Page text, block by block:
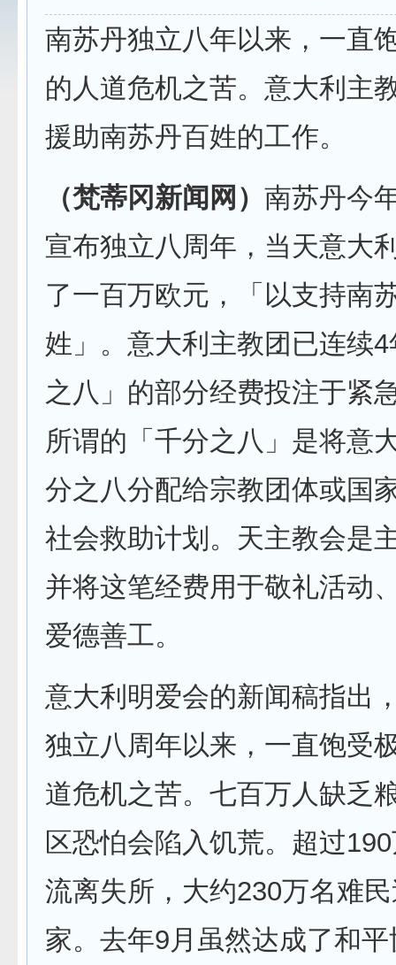
南苏丹独立八年以来，一直
的人道危机之苦。意大利主
援助南苏丹百姓的工作。
（梵蒂冈新闻网） 南苏丹今
宣布独立八周年，当天意大
了一百万欧元，「以支持南
姓」。意大利主教团已连续
之八」的部分经费投注于紧
所谓的「千分之八」是将意
分之八分配给宗教团体或国
社会救助计划。天主教会是
并将这笔经费用于敬礼活动
爱德善工。
意大利明爱会的新闻稿指出
独立八周年以来，一直饱受
道危机之苦。七百万人缺乏
区恐怕会陷入饥荒。超过
流离失所，大约230万名难
家。去年9月虽然达成了和